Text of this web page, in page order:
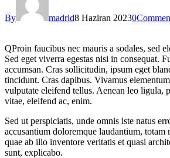
By madrid8 Haziran 20230
QProin faucibus nec mauris a sodales, sed
Sed eget viverra egestas nisi in consequat.
accumsan. Cras sollicitudin, ipsum eget
tincidunt. Cras dapibus. Vivamus
vulputate eleifend tellus. Aenean leo ligula,
vitae, eleifend ac, enim.
Sed ut perspiciatis, unde omnis iste natus
accusantium doloremque laudantium, totam
quae ab illo inventore veritatis et quasi
sunt, explicabo.